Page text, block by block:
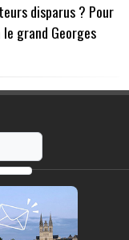
disparus ? Pour
grand Georges
https://radio-g.fr?15795